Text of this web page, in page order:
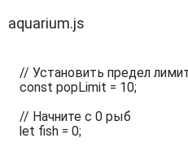
aquarium.js
// Установить предел
const popLimit = 10;
// Начните с 0 рыб
let fish = 0;